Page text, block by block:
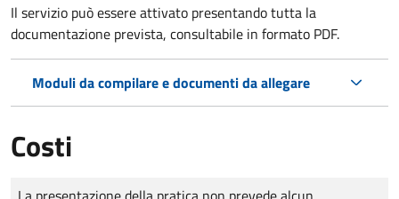
Il servizio può essere attivato presentando tutta la
documentazione prevista, consultabile in formato PDF.
Moduli da compilare e documenti da allegare
Costi
Tipo di pagamento
Importo